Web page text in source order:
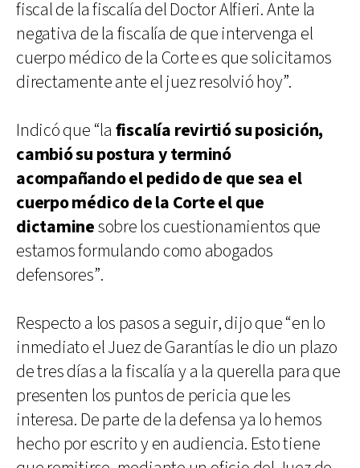
fiscal de la fiscalía del Doctor Alfieri. Ante la
negativa de la fiscalía de que intervenga el
cuerpo médico de la Corte es que solicitamos
directamente ante el juez resolvió hoy”.
Indicó que “la fiscalía revirtió su posición,
cambió su postura y terminó
acompañando el pedido de que sea el
cuerpo médico de la Corte el que
dictaminesobre los cuestionamientos que
estamos formulando como abogados
defensores”.
Respecto a los pasos a seguir, dijo que “en lo
inmediato el Juez de Garantías le dio un plazo
de tres días a la fiscalía y a la querella para que
presenten los puntos de pericia que les
interesa. De parte de la defensa ya lo hemos
hecho por escrito y en audiencia. Esto tiene